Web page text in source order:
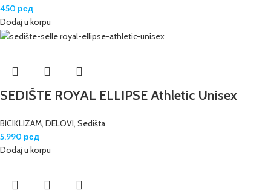
450 рсд
Dodaj u korpu
SEDIŠTE ROYAL ELLIPSE Athletic Unisex
BICIKLIZAM, DELOVI, Sedišta
5.990 рсд
Dodaj u korpu